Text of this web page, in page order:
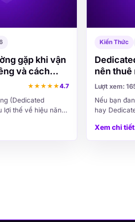
gặp khi vận
và cách
★ ★ ★ ★ ★4.7
(Dedicated
lợi thế về hiệu năng,
đi kèm với đó là
Kiến Thức
nên thuê
Lượt xem:
Nếu bạn
hay
mới chạy thì
liệu lớn
Xem chi tiết